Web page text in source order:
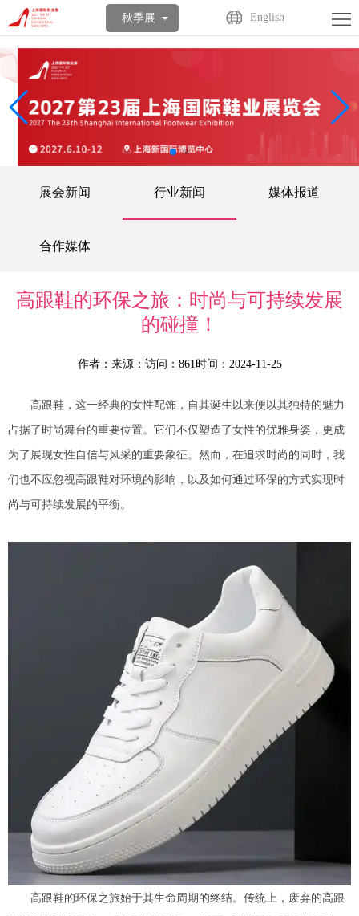
秋季展 English
页
关
展会新闻 行业新闻 媒体报道
合作媒体
高跟鞋的环保之旅：时尚与可持续发展
的碰撞！
作者： 来源： 访问：861时间：2024-11-25
高跟鞋，这一经典的女性配饰，自其诞生以来便以其独特的魅力
占据了时尚舞台的重要位置。它们不仅塑造了女性的优雅身姿，更成
为了展现女性自信与风采的重要象征。然而，在追求时尚的同时，我
们也不应忽视高跟鞋对环境的影响，以及如何通过环保的方式实现时
尚与可持续发展的平衡。
高跟鞋的环保之旅始于其生命周期的终结。传统上，废弃的高跟